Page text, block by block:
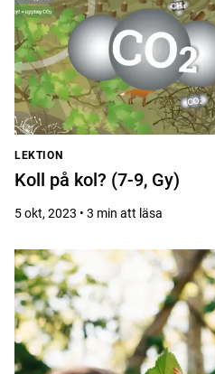
LEKTION
Koll på kol? (7-9, Gy)
5 okt, 2023 • 3 min att läsa